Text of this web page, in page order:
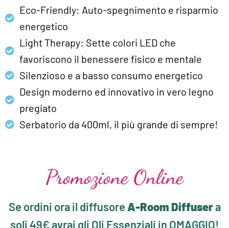
Eco-Friendly: Auto-spegnimento e risparmio
energetico
Light Therapy: Sette colori LED che
favoriscono il benessere fisico e mentale
Silenzioso e a basso consumo energetico
Design moderno ed innovativo in vero legno
pregiato
Serbatorio da 400ml, il più grande di sempre!
Promozione Online
Se ordini ora il diffusore A-Room Diffusera
soli 49€ avrai gli Oli Essenziali in OMAGGIO!